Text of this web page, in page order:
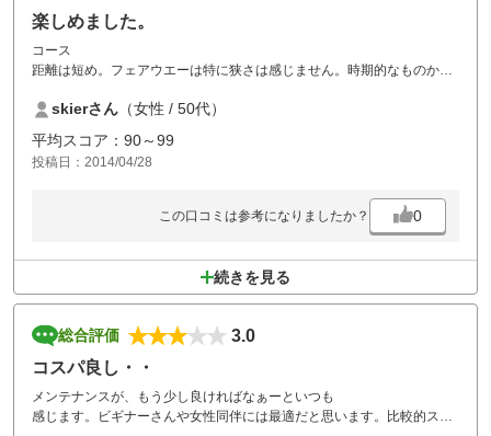
楽しめました。
コース
距離は短め。フェアウエーは特に狭さは感じません。時期的なものか、
１．５Ｒで全コースまわりましたが、どこもそれほど難しいコースはあ
りませんので、楽しくまわれます。谷超えも、岩越えもレギュラーから
キャリーで150飛べば問題なし。
女性向けのパスタとかサンドイッチというこじゃれたメニューは一切な
し。カレー、天津丼、鳥からあげ、といったガッツリ系多し。鳥唐揚げ
日曜日でも１．５Ｒランチ付、２Ｂ11,060円。
温泉◎
お風呂も温泉で気持ちいい。もう少し上質のシャンプーとコンディショ
で、持参の必要あります。
skierさん （女性 / 50代）
平均スコア：90～99
投稿日：2014/04/28
この口コミは参考になりましたか？ 0
続きを見る
総合評価
3.0
コスパ良し・・
メンテナンスが、もう少し良ければなぁーといつも
感じます。ビギナーさんや女性同伴には最適だと思います。比較的スコ